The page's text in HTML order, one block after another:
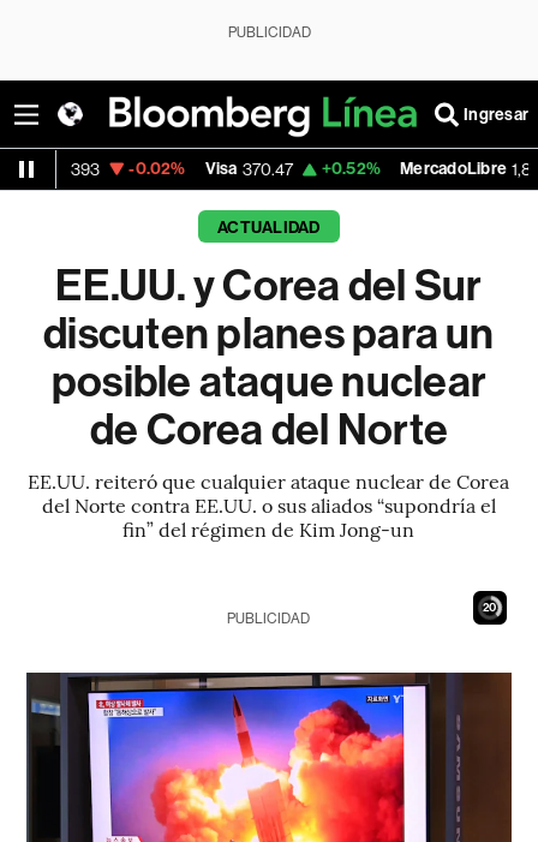
PUBLICIDAD
Ingresar
-0.02% Visa 370.47 +0.52% MercadoLibre 1,824.26 -
ACTUALIDAD
EE.UU. y Corea del Sur
discuten planes para un
posible ataque nuclear
de Corea del Norte
EE.UU. reiteró que cualquier ataque nuclear de Corea
del Norte contra EE.UU. o sus aliados “supondría el
fin” del régimen de Kim Jong-un
19
PUBLICIDAD